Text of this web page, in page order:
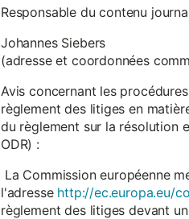
Responsable du contenu
Johannes Siebers
(adresse et coordonnées
Avis concernant les
règlement des litiges en
du règlement sur la résolution
ODR) :
La Commission européenne
l'adresse http://ec.europa.eu/
règlement des litiges devant